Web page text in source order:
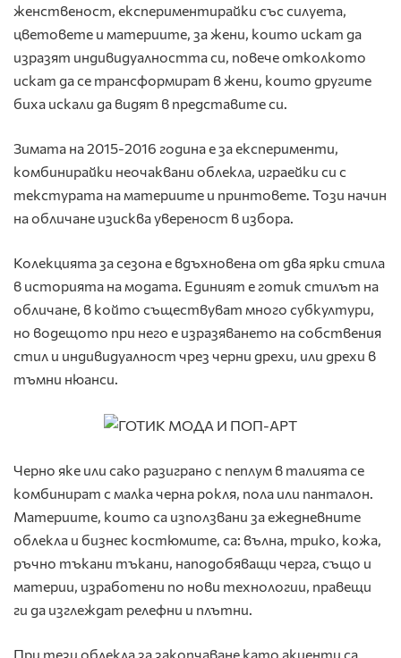
женственост, експериментирайки със силуета,
цветовете и материите, за жени, които искат да
изразят индивидуалността си, повече отколкото
искат да се трансформират в жени, които другите
биха искали да видят в представите си.
Зимата на 2015-2016 година е за експерименти,
комбинирайки неочаквани облекла, играейки си с
текстурата на материите и принтовете. Този начин
на обличане изисква увереност в избора.
Колекцията за сезона е вдъхновена от два ярки стила
в историята на модата. Единият е готик стилът на
обличане, в който съществуват много субкултури,
но водещото при него е изразяването на собствения
стил и индивидуалност чрез черни дрехи, или дрехи в
тъмни нюанси.
Черно яке или сако разиграно с пеплум в талията се
комбинират с малка черна рокля, пола или панталон.
Материите, които са използвани за ежедневните
облекла и бизнес костюмите, са: вълна, трико, кожа,
ръчно тъкани тъкани, наподобяващи черга, също и
материи, изработени по нови технологии, правещи
ги да изглеждат релефни и плътни.
При тези облекла за закопчаване като акценти са